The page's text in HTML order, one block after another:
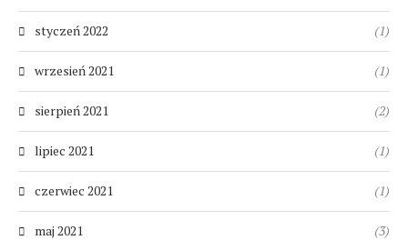
styczeń 2022 (1)
wrzesień 2021 (1)
sierpień 2021 (2)
lipiec 2021 (1)
czerwiec 2021 (1)
maj 2021 (3)